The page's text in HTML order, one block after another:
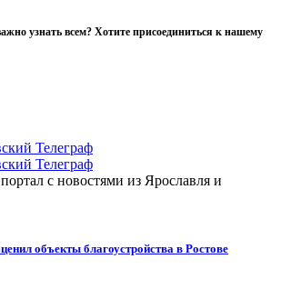
узнать всем? Хотите присоединиться к нашему
с новостями из Ярославля и
объекты благоустройства в Ростове